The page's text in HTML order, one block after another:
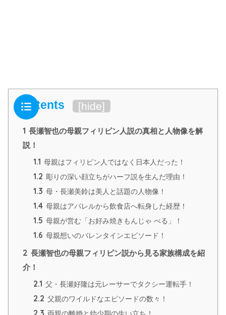
Contents [hide]
1 長瀬智也の母親フィリピン人説の真相と人物像を解
説！
1.1 母親はフィリピン人ではなく日本人だった！
1.2 彫りの深い顔立ちがハーフ説を生んだ理由！
1.3 母・長瀬美鈴は美人と話題の人物像！
1.4 母親はアパレルから飲食店へ転身した経歴！
1.5 母親が営む「お好み焼きもんじゃ べる」！
1.6 母親想いのバレンタインエピソード！
2 長瀬智也の母親フィリピン説から見る家族構成を紹
介！
2.1 父・長瀬好隆は元レーサーでタクシー運転手！
2.2 父親のワイルドなエピソードの数々！